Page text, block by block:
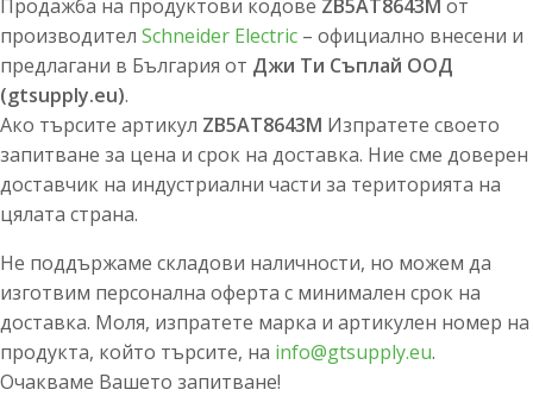
Продажба на продуктови кодове ZB5AT8643M от
производител Schneider Electric – официално внесени и
предлагани в България от Джи Ти Съплай ООД
(gtsupply.eu).
Ако търсите артикул ZB5AT8643M Изпратете своето
запитване за цена и срок на доставка. Ние сме доверен
доставчик на индустриални части за територията на
цялата страна.
Не поддържаме складови наличности, но можем да
изготвим персонална оферта с минимален срок на
доставка. Моля, изпратете марка и артикулен номер на
продукта, който търсите, на info@gtsupply.eu.
Очакваме Вашето запитване!